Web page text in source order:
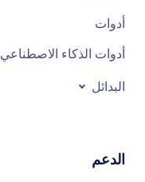
أدوات
أدوات الذكاء الاصطناعي
البدائل
الدعم